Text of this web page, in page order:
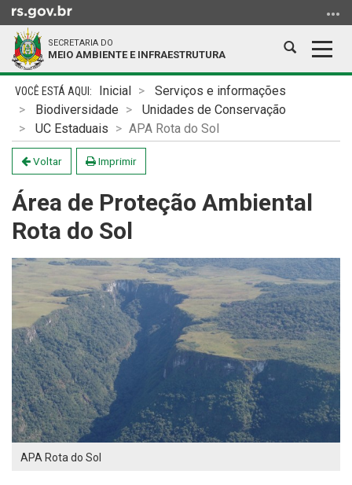
para
conteúdo
menu
para
busca
SECRETARIA DO
MEIO AMBIENTE E INFRAESTRUTURA
Abrir
busca
Início
conteúdo
Inicial
Serviços e informações
Biodiversidade
Unidades de Conservação
UC Estaduais
APA Rota do Sol
Voltar Imprimir
Área de Proteção Ambiental
Rota do Sol
APA Rota do Sol